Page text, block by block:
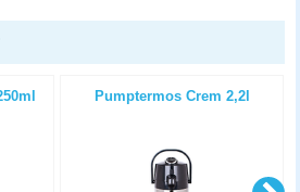
Pumptermos Crem 2,2l